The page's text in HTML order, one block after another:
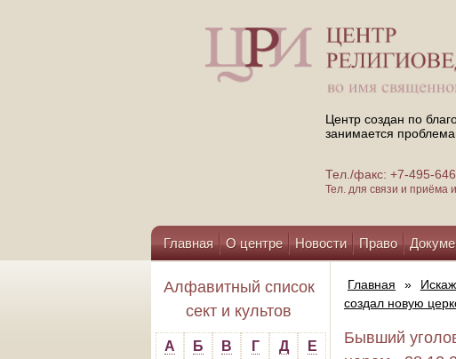
Центр создан по
занимается
Тел./факс: +7-495-
Тел. для связи и приёма
Главная О центре Новости Право
Помощь центру
Алфавитный список
сект и культов
А Б В Г Д
Е
Главная »
создал новую
Бывший